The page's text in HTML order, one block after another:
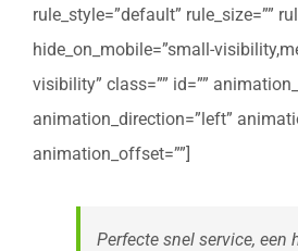
rule_style=”default” rule_size=””
hide_on_mobile=”small-
visibility” class=”” id=””
animation_direction=”left”
animation_offset=””]
Perfecte snel service, een